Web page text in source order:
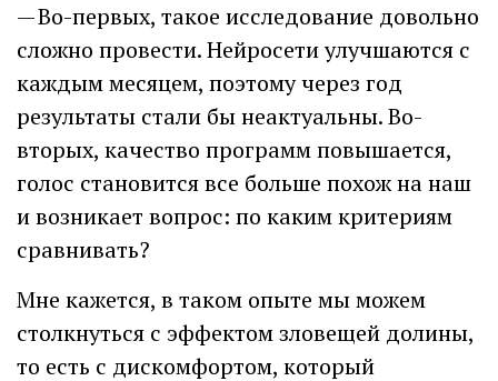
— Во-первых, такое исследование довольно
сложно провести. Нейросети улучшаются с
каждым месяцем, поэтому через год
результаты стали бы неактуальны. Во-
вторых, качество программ повышается,
голос становится все больше похож на наш
и возникает вопрос: по каким критериям
сравнивать?
Мне кажется, в таком опыте мы можем
столкнуться с эффектом зловещей долины,
то есть с дискомфортом, который